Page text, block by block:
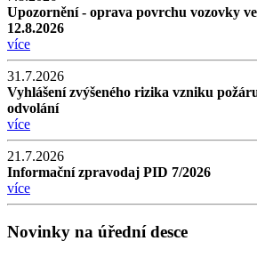
Upozornění - oprava povrchu vozovky
12.8.2026
více
31.7.2026
Vyhlášení zvýšeného rizika vzniku
odvolání
více
21.7.2026
Informační zpravodaj PID 7/2026
více
Novinky na úřední desce